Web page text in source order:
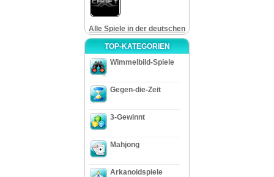
Alle Spiele in der deutschen
TOP-KATEGORIEN
Wimmelbild-Spiele
Gegen-die-Zeit
3-Gewinnt
Mahjong
Arkanoidspiele